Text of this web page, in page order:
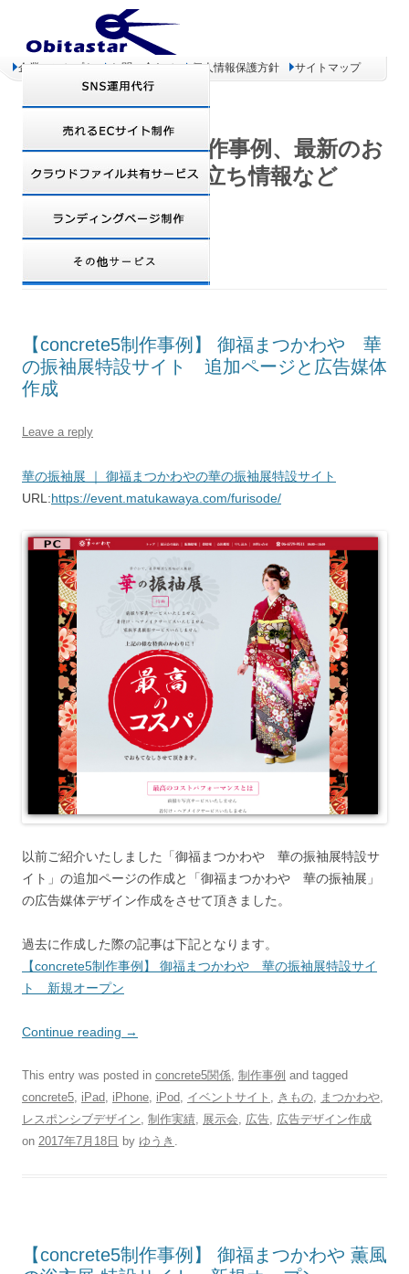
企業コンセプト お問い合わせ 個人情報保護方針 サイトマップ
オビタスター 制作事例、最新のお
得情報、お役立ち情報など
TAG ARCHIVES:まつかわや
【concrete5制作事例】 御福まつかわや 華
の振袖展特設サイト 追加ページと広告媒体
作成
Leave a reply
華の振袖展 ｜ 御福まつかわやの華の振袖展特設サイト
URL:https://event.matukawaya.com/furisode/
以前ご紹介いたしました「御福まつかわや 華の振袖展特設サ
イト」の追加ページの作成と「御福まつかわや 華の振袖展」
の広告媒体デザイン作成をさせて頂きました。
過去に作成した際の記事は下記となります。
【concrete5制作事例】 御福まつかわや 華の振袖展特設サイ
ト 新規オープン
Continue reading →
This entry was posted in concrete5関係 制作事例 and tagged
concrete5 iPad iPhone iPod イベントサイト きもの まつかわや
レスポンシブデザイン 制作実績 展示会 広告 広告デザイン作成
on 2017年7月18日 by ゆうき
【concrete5制作事例】 御福まつかわや 薫風